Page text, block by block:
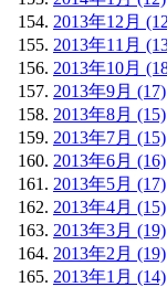
2013年12月
2013年11月
2013年10月
2013年9月 (17)
2013年8月 (15)
2013年7月 (15)
2013年6月 (16)
2013年5月 (17)
2013年4月 (15)
2013年3月 (19)
2013年2月 (19)
2013年1月 (14)